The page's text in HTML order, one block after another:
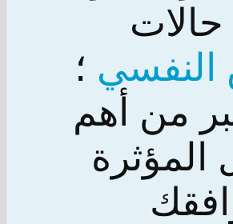
حالات
النفسي ؛
من أهم
المؤثرة